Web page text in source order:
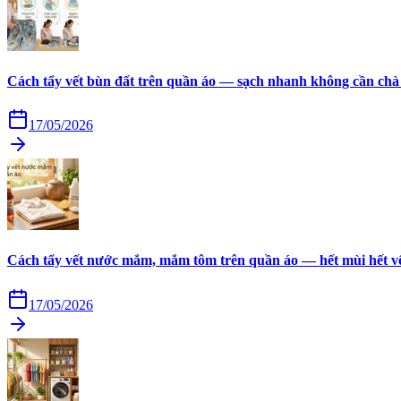
Cách tẩy vết bùn đất trên quần áo — sạch nhanh không cần
17/05/2026
Cách tẩy vết nước mắm, mắm tôm trên quần áo — hết mùi hết
17/05/2026